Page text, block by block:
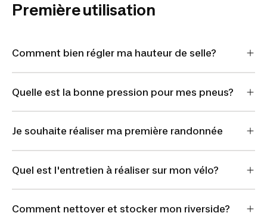
Première utilisation
Comment bien régler ma hauteur de selle?
Quelle est la bonne pression pour mes pneus?
Je souhaite réaliser ma première randonnée
Quel est l'entretien à réaliser sur mon vélo?
Comment nettoyer et stocker mon riverside?